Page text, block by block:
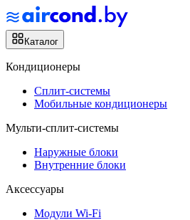
Каталог
Кондиционеры
Сплит-системы
Мобильные кондиционеры
Мульти-сплит-системы
Наружные блоки
Внутренние блоки
Аксессуары
Модули Wi-Fi